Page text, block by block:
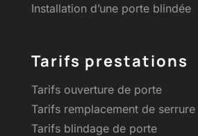
Installation d’une porte blindée
Tarifs prestations
Tarifs ouverture de porte
Tarifs remplacement de serrure
Tarifs blindage de porte